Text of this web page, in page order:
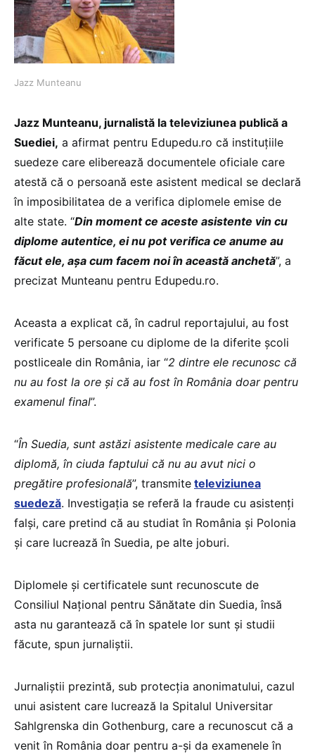
Jazz Munteanu
Jazz Munteanu, jurnalistă la televiziunea publică a
Suediei, a afirmat pentru Edupedu.ro că instituțiile
suedeze care eliberează documentele oficiale care
atestă că o persoană este asistent medical se declară
în imposibilitatea de a verifica diplomele emise de
alte state. “Din moment ce aceste asistente vin cu
diplome autentice, ei nu pot verifica ce anume au
făcut ele, așa cum facem noi în această anchetă”, a
precizat Munteanu pentru Edupedu.ro.
Aceasta a explicat că, în cadrul reportajului, au fost
verificate 5 persoane cu diplome de la diferite școli
postliceale din România, iar “2 dintre ele recunosc că
nu au fost la ore și că au fost în România doar pentru
examenul final”.
“În Suedia, sunt astăzi asistente medicale care au
diplomă, în ciuda faptului că nu au avut nici o
pregătire profesională”, transmite televiziunea
suedeză. Investigația se referă la fraude cu asistenți
falși, care pretind că au studiat în România și Polonia
și care lucrează în Suedia, pe alte joburi.
Diplomele și certificatele sunt recunoscute de
Consiliul Național pentru Sănătate din Suedia, însă
asta nu garantează că în spatele lor sunt și studii
făcute, spun jurnaliștii.
Jurnaliștii prezintă, sub protecția anonimatului, cazul
unui asistent care lucrează la Spitalul Universitar
Sahlgrenska din Gothenburg, care a recunoscut că a
venit în România doar pentru a-și da examenele în